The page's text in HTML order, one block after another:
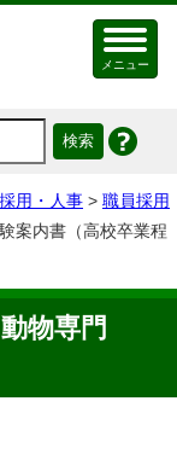
メニュー
用・人事 > 職員採用
案内書（高校卒業程
物専門